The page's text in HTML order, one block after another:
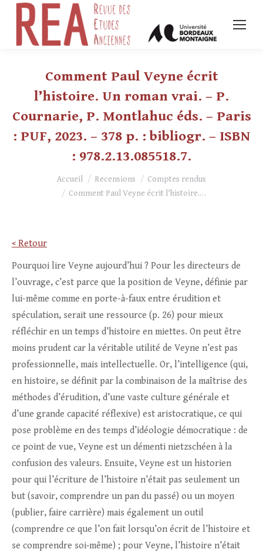
Comment Paul Veyne écrit
l’histoire. Un roman vrai. – P.
Cournarie, P. Montlahuc éds. – Paris
: PUF, 2023. – 378 p. : bibliogr. – ISBN
: 978.2.13.085518.7.
Vous êtes ici :Accueil Recensions
Comptes rendus
Comment Paul Veyne écrit l’histoire.…
< Retour
Pourquoi lire Veyne aujourd’hui ? Pour les directeurs de
l’ouvrage, c’est parce que la position de Veyne, définie par
lui-même comme en porte-à-faux entre érudition et
spéculation, serait une ressource (p. 26) pour mieux
réfléchir en un temps d’histoire en miettes. On peut être
moins prudent car la véritable utilité de Veyne n’est pas
professionnelle, mais intellectuelle. Or, l’intelligence (qui,
en histoire, se définit par la combinaison de la maîtrise des
méthodes d’érudition, d’une vaste culture générale et
d’une grande capacité réflexive) est aristocratique, ce qui
pose problème en des temps d’idéologie démocratique : de
ce point de vue, Veyne est un démenti nietzschéen à la
confusion des valeurs. Ensuite, Veyne est un historien
pour qui l’écriture de l’histoire n’était pas seulement un
but (savoir, comprendre un pan du passé) ou un moyen
(publier, faire carrière) mais également un outil
(comprendre ce que l’on fait lorsqu’on écrit de l’histoire et
se comprendre soi‑même) ; pour Veyne, l’histoire n’était